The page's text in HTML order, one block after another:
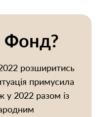
Фонд?
розширитись
примусила
у 2022 разом із